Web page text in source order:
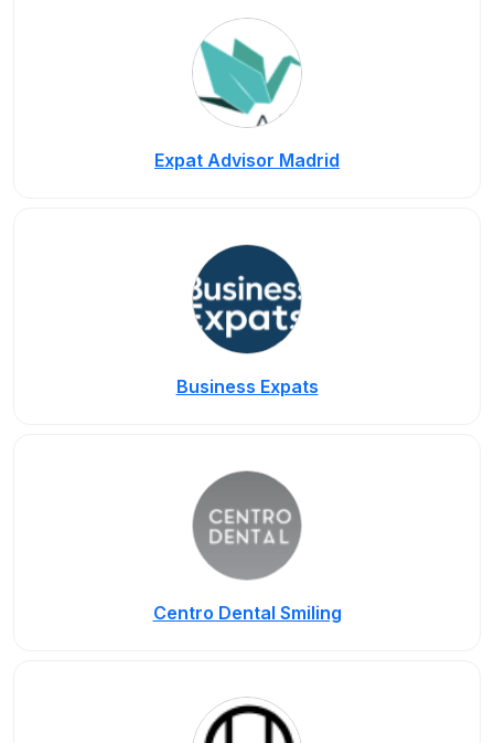
Expat Advisor Madrid
Business Expats
Centro Dental Smiling